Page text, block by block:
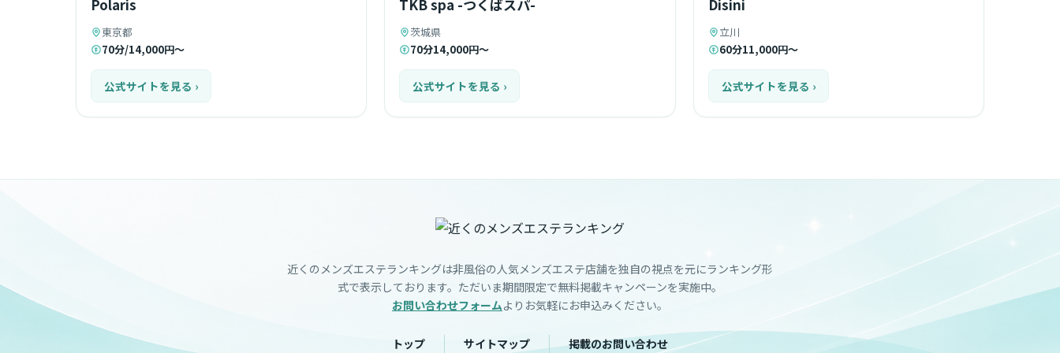
Polaris
東京都
70分/14,000円〜
公式サイトを見る ›
TKB spa -つくばスパ-
茨城県
70分14,000円～
公式サイトを見る ›
Disini
立川
60分11,000円～
公式サイトを見る ›
近くのメンズエステランキングは非風俗の人気メンズエステ店舗を独自の視点を元にランキング形
式で表示しております。ただいま期間限定で無料掲載キャンペーンを実施中。
お問い合わせフォームよりお気軽にお申込みください。
トップ サイトマップ 掲載のお問い合わせ